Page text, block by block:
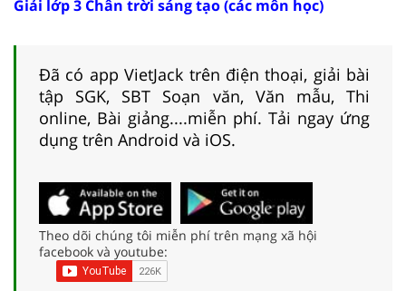
Giải lớp 3 Chân trời sáng tạo (các môn học)
Đã có app VietJack trên điện thoại, giải bài
tập SGK, SBT Soạn văn, Văn mẫu, Thi
online, Bài giảng....miễn phí. Tải ngay ứng
dụng trên Android và iOS.
Theo dõi chúng tôi miễn phí trên mạng xã hội
facebook và youtube: